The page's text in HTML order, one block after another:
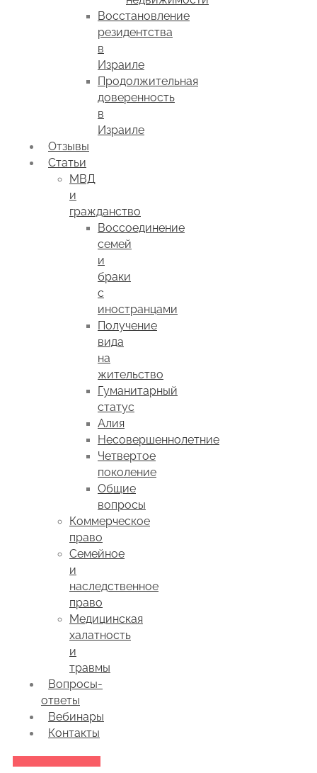
Восстановление
резидентства
в
Израиле
Продолжительная
доверенность
в
Израиле
Отзывы
Статьи
МВД
и
гражданство
Воссоединение
семей
и
браки
с
иностранцами
Получение
вида
на
жительство
Гуманитарный
статус
Алия
Несовершеннолетние
Четвертое
поколение
Общие
вопросы
Коммерческое
право
Семейное
и
наследственное
право
Медицинская
халатность
и
травмы
Вопросы-
ответы
Вебинары
Контакты